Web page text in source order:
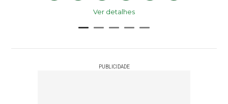
Ver detalhes
PUBLICIDADE